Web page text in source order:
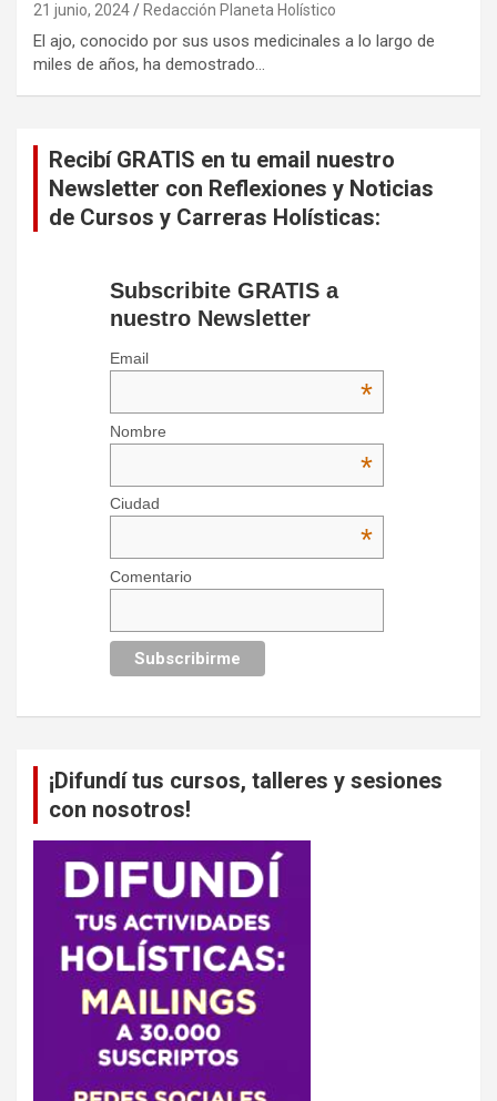
21 junio, 2024 Redacción Planeta Holístico
El ajo, conocido por sus usos medicinales a lo largo de
miles de años, ha demostrado…
Recibí GRATIS en tu email nuestro
Newsletter con Reflexiones y Noticias
de Cursos y Carreras Holísticas:
Subscribite GRATIS a
nuestro Newsletter
Email
*
Nombre
*
Ciudad
*
Comentario
¡Difundí tus cursos, talleres y sesiones
con nosotros!